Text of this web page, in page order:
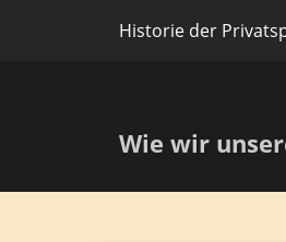
Historie der
Wie wir